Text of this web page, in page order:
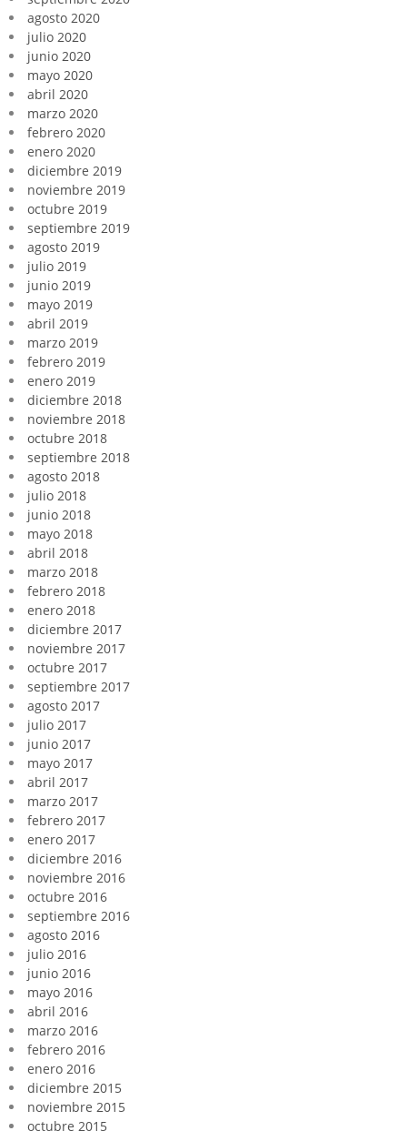
agosto 2020
julio 2020
junio 2020
mayo 2020
abril 2020
marzo 2020
febrero 2020
enero 2020
diciembre 2019
noviembre 2019
octubre 2019
septiembre 2019
agosto 2019
julio 2019
junio 2019
mayo 2019
abril 2019
marzo 2019
febrero 2019
enero 2019
diciembre 2018
noviembre 2018
octubre 2018
septiembre 2018
agosto 2018
julio 2018
junio 2018
mayo 2018
abril 2018
marzo 2018
febrero 2018
enero 2018
diciembre 2017
noviembre 2017
octubre 2017
septiembre 2017
agosto 2017
julio 2017
junio 2017
mayo 2017
abril 2017
marzo 2017
febrero 2017
enero 2017
diciembre 2016
noviembre 2016
octubre 2016
septiembre 2016
agosto 2016
julio 2016
junio 2016
mayo 2016
abril 2016
marzo 2016
febrero 2016
enero 2016
diciembre 2015
noviembre 2015
octubre 2015